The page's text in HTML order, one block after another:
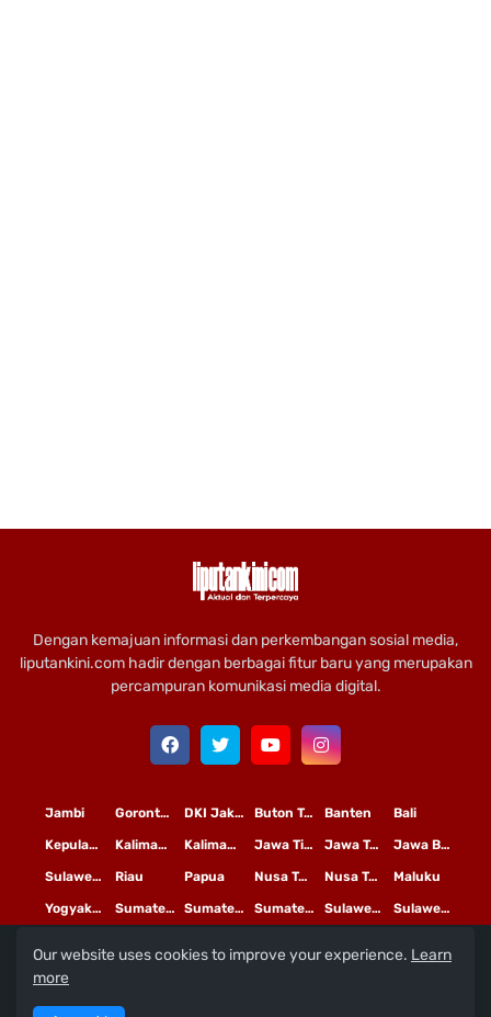
Dengan kemajuan informasi dan perkembangan sosial media,
liputankini.com hadir dengan berbagai fitur baru yang merupakan
percampuran komunikasi media digital.
Bali
Banten
Buton Tengah
DKI Jakarta
Gorontalo
Jambi
Jawa Barat
Jawa Tengah
Jawa Timur
Kalimantan Tengah
Kalimantan Timur
Kepulauan Riau
Maluku
Nusa Tenggara Barat
Nusa Tenggara Timur
Papua
Riau
Sulawesi Selatan
Sulawesi Tengah
Sulawesi Utara
Sumatera Barat
Sumatera Selatan
Sumatera Utara
Yogyakarta
Copyright© 2020 PTLiputan Kini Mediatama
Redaksi Pedoman Media Siber
Our website uses cookies to improve your experience. Learn
more